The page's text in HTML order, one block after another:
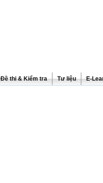
Đề thi & Kiểm tra Tư liệu E-